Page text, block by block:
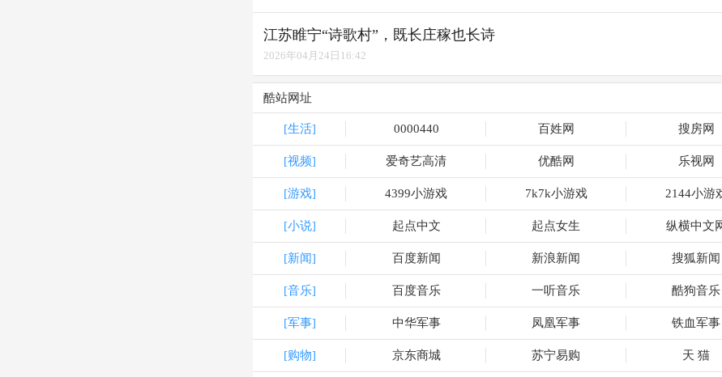
江苏睢宁“诗歌村”，既长庄稼也长诗
2026年04月24日16:42
酷站网址
[生活] 0000440 百姓网 搜房网
[视频] 爱奇艺高清 优酷网 乐视网
[游戏] 4399小游戏 7k7k小游戏 2144小游
[小说] 起点中文 起点女生 纵横中文
[新闻] 百度新闻 新浪新闻 搜狐新闻
[音乐] 百度音乐 一听音乐 酷狗音乐
[军事] 中华军事 凤凰军事 铁血军事
[购物] 京东商城 苏宁易购 天 猫